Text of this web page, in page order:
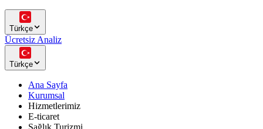
Türkçe
Ücretsiz Analiz
Türkçe
Ana Sayfa
Kurumsal
Hizmetlerimiz
E-ticaret
Sağlık Turizmi